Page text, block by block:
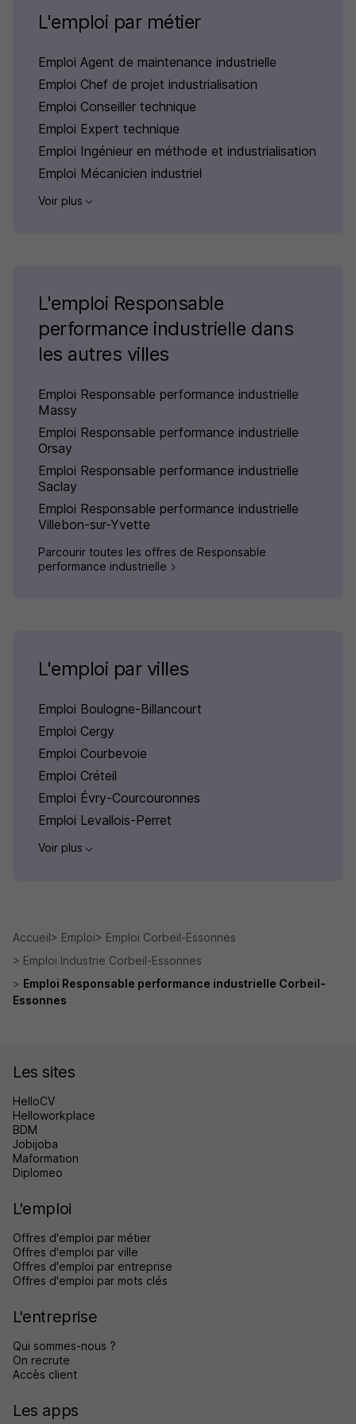
L'emploi par métier
Emploi Agent de maintenance industrielle
Emploi Chef de projet industrialisation
Emploi Conseiller technique
Emploi Expert technique
Emploi Ingénieur en méthode et industrialisation
Emploi Mécanicien industriel
Voir plus
L'emploi Responsable
performance industrielle dans
les autres villes
Emploi Responsable performance industrielle
Massy
Emploi Responsable performance industrielle
Orsay
Emploi Responsable performance industrielle
Saclay
Emploi Responsable performance industrielle
Villebon-sur-Yvette
Parcourir toutes les offres de Responsable
performance industrielle
L'emploi par villes
Emploi Boulogne-Billancourt
Emploi Cergy
Emploi Courbevoie
Emploi Créteil
Emploi Évry-Courcouronnes
Emploi Levallois-Perret
Voir plus
Accueil Emploi
Emploi Corbeil-Essonnes
Emploi Industrie Corbeil-Essonnes
Emploi Responsable performance industrielle Corbeil-
Essonnes
Les sites
HelloCV
Helloworkplace
BDM
Jobijoba
Maformation
Diplomeo
L'emploi
Offres d'emploi par métier
Offres d'emploi par ville
Offres d'emploi par entreprise
Offres d'emploi par mots clés
L'entreprise
Qui sommes-nous ?
On recrute
Accès client
Les apps